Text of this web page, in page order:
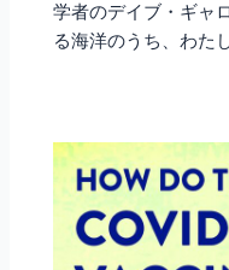
学者のデイブ・ギャ
る海洋のうち、わた